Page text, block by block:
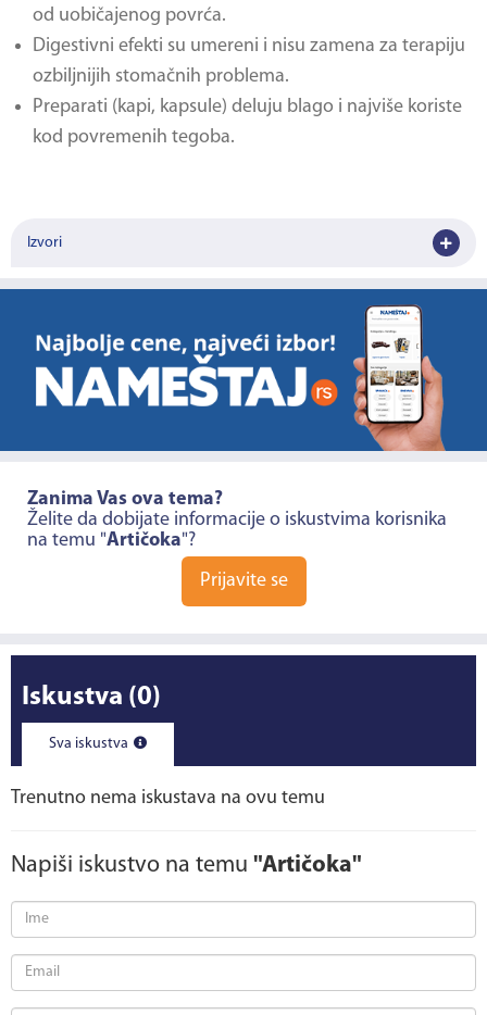
od uobičajenog povrća.
Digestivni efekti su umereni i nisu zamena za terapiju
ozbiljnijih stomačnih problema.
Preparati (kapi, kapsule) deluju blago i najviše koriste
kod povremenih tegoba.
Izvori
Zanima Vas ova tema?
Želite da dobijate informacije o iskustvima korisnika
na temu "Artičoka"?
Prijavite se
Iskustva (0)
Sva iskustva
Trenutno nema iskustava na ovu temu
Napiši iskustvo na temu "Artičoka"